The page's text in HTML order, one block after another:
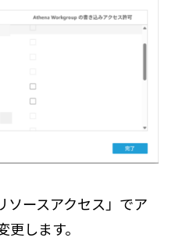
ソースアクセス」でア
します。